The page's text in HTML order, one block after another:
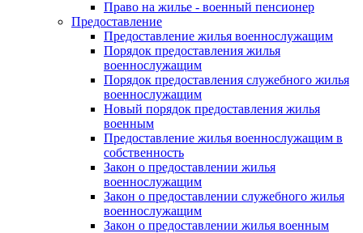
Право на жилье - военный пенсионер
Предоставление
Предоставление жилья военнослужащим
Порядок предоставления жилья
военнослужащим
Порядок предоставления служебного жилья
военнослужащим
Новый порядок предоставления жилья
военным
Предоставление жилья военнослужащим в
собственность
Закон о предоставлении жилья
военнослужащим
Закон о предоставлении служебного жилья
военнослужащим
Закон о предоставлении жилья военным